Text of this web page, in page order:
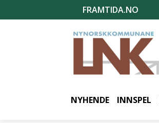
FRAMTIDA.NO
NYHENDE INNSPEL